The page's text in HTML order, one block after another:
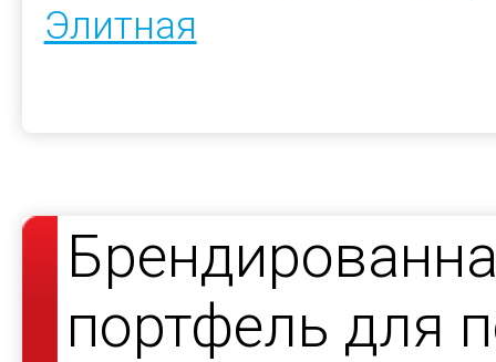
Элитная
портфель для